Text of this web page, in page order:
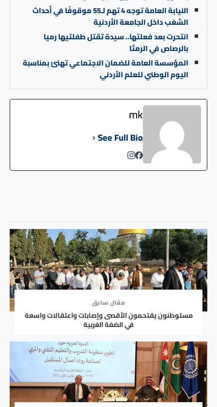
النيابة العامة توجه 4 تهم لـ55 موقوفًا في أحداث
الشغب داخل الجامعة الأردنية
انتحرت بعد فعلتها.. سيدة تقتل طفلتيها رميا
بالرصاص في الرمثا
المؤسسة العامة للضمان الاجتماعي تهنئ بمناسبة
اليوم الوطني للعلم الأردني
mk
See Full Bio
مقال سابق
مستوطنون يقتحمون الأقصى وإصابات واعتقالات واسعة
في الضفة الغربية